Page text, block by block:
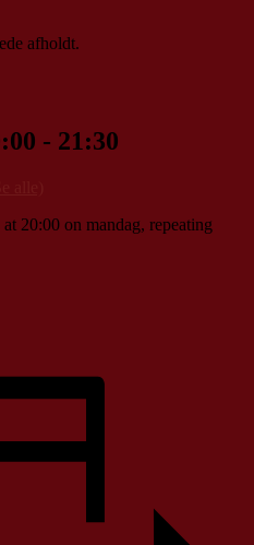
afholdt.
- 21:30
20:00 on mandag, repeating